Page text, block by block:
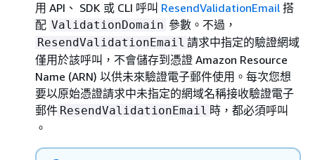
用 API、 SDK 或 CLI 呼叫 ResendValidationEmail 搭
配 ValidationDomain 參數。不過，
ResendValidationEmail 請求中指定的驗證網域
僅用於該呼叫，不會儲存到憑證 Amazon Resource
Name (ARN) 以供未來驗證電子郵件使用。每次您想
要以原始憑證請求中未指定的網域名稱接收驗證電子
郵件 ResendValidationEmail 時，都必須呼叫
。